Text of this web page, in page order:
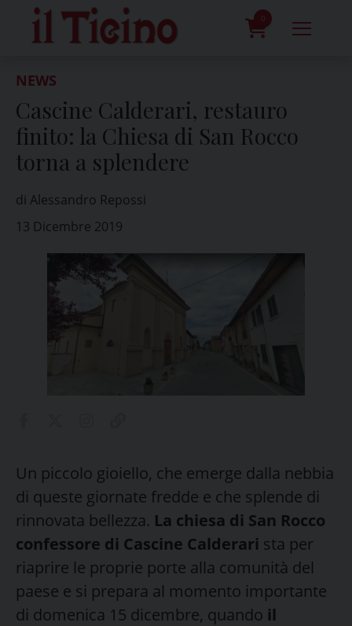
content
0
NEWS
Cascine Calderari, restauro
finito: la Chiesa di San Rocco
torna a splendere
di Alessandro Repossi
13 Dicembre 2019
Un piccolo gioiello, che emerge dalla nebbia
di queste giornate fredde e che splende di
rinnovata bellezza. La chiesa di San Rocco
confessore di Cascine Calderari sta per
riaprire le proprie porte alla comunità del
paese e si prepara al momento importante
di domenica 15 dicembre, quando il